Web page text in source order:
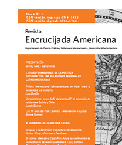
Barra
lateral
del
artículo